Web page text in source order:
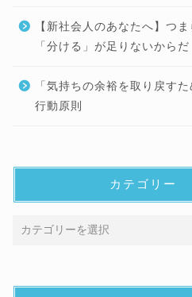
【新社会人のあなたへ】つ
「分ける」が足りないからだ
「気持ちの余裕を取り戻す
行動原則
カテゴリー